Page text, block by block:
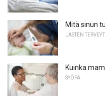
Mitä sinun
LASTEN
Kuinka
SYÖPÄ